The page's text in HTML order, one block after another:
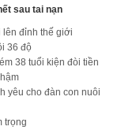
sau tai nạn
lên đỉnh thế giới
36 độ
38 tuổi kiện đòi tiền
yêu cho đàn con nuôi
trọng